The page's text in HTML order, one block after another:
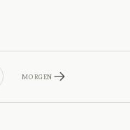
MORGEN